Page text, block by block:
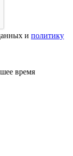
и политику
время